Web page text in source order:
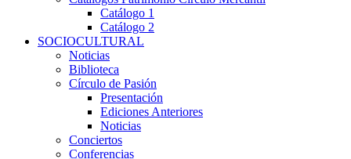
Catálogo 1
Catálogo 2
SOCIOCULTURAL
Noticias
Biblioteca
Círculo de Pasión
Presentación
Ediciones Anteriores
Noticias
Conciertos
Conferencias